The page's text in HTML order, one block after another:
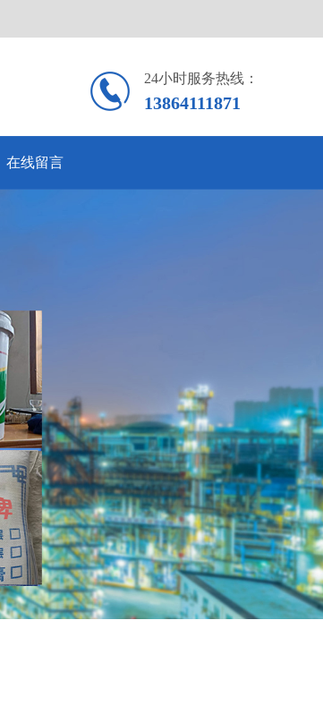
24小时服务热线：
13864111871
在线留言